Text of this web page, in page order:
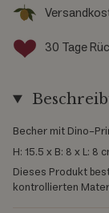
30 Tage
Becher mit Dino-
H: 15.5 x B: 8 x L: 8
Dieses Produkt
kontrollierten